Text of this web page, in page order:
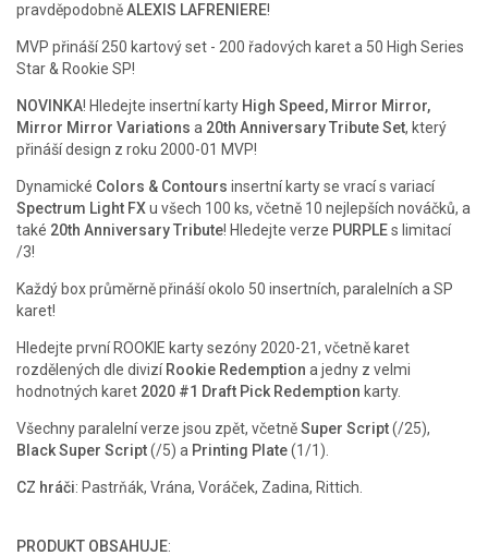
pravděpodobněALEXIS LAFRENIERE!
MVP přináší 250 kartový set - 200 řadových karet a 50 High Series
Star & Rookie SP!
NOVINKA! Hledejte insertní karty High Speed, Mirror Mirror,
Mirror Mirror Variations a 20th Anniversary Tribute Set, který
přináší design z roku 2000-01 MVP!
Dynamické Colors & Contours insertní karty se vrací s variací
Spectrum Light FXu všech 100 ks, včetně 10 nejlepších nováčků, a
také 20th Anniversary Tribute! Hledejte verze PURPLEs limitací
/3!
Každý box průměrně přináší okolo 50 insertních, paralelních a SP
karet!
Hledejte první ROOKIE karty sezóny 2020-21, včetně karet
rozdělených dle divizí Rookie Redemption a jedny z velmi
hodnotných karet 2020 #1 Draft Pick Redemption karty.
Všechny paralelní verze jsou zpět, včetněSuper Script(/25),
Black Super Script(/5) a Printing Plate(1/1).
CZ hráči: Pastrňák, Vrána, Voráček, Zadina, Rittich.
PRODUKT OBSAHUJE: